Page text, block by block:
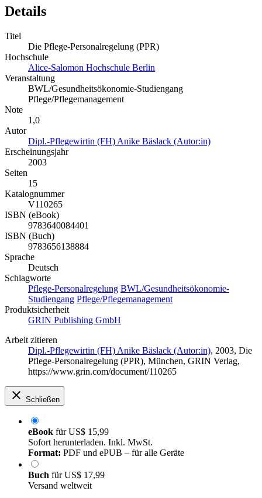
Details
Titel
Die Pflege-Personalregelung (PPR)
Hochschule
Alice-Salomon Hochschule Berlin
Veranstaltung
BWL/Gesundheitsökonomie-Studiengang
Pflege/Pflegemanagement
Note
1,0
Autor
Dipl.-Pflegewirtin (FH) Anike Bäslack (Autor:in)
Erscheinungsjahr
2003
Seiten
15
Katalognummer
V110265
ISBN (eBook)
9783640084401
ISBN (Buch)
9783656138884
Sprache
Deutsch
Schlagworte
Pflege-Personalregelung BWL/Gesundheitsökonomie-
Studiengang Pflege/Pflegemanagement
Produktsicherheit
GRIN Publishing GmbH
Arbeit zitieren
Dipl.-Pflegewirtin (FH) Anike Bäslack (Autor:in), 2003, Die
Pflege-Personalregelung (PPR), München, GRIN Verlag,
https://www.grin.com/document/110265
Schließen
eBook fürUS$ 15,99
Sofort herunterladen. Inkl. MwSt.
Format: PDF und ePUB – für alle Geräte
Buch fürUS$ 17,99
Versand weltweit